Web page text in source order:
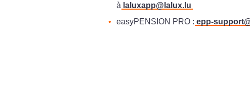
à laluxapp@lalux.lu
easyPENSION PRO : epp-